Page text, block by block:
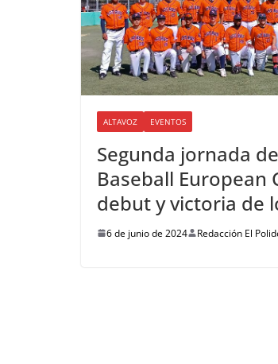
ALTAVOZ EVENTOS
Segunda jornada
Baseball European
debut y victoria de
6 de junio de 2024 Redacción El